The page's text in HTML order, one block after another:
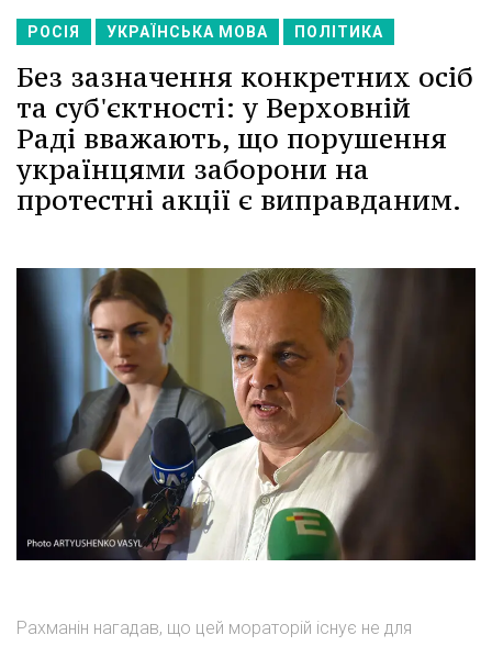
РОСІЯ УКРАЇНСЬКА МОВА ПОЛІТИКА
Без зазначення конкретних осіб
та суб'єктності: у Верховній
Раді вважають, що порушення
українцями заборони на
протестні акції є виправданим.
Рахманін нагадав, що цей мораторій існує не для